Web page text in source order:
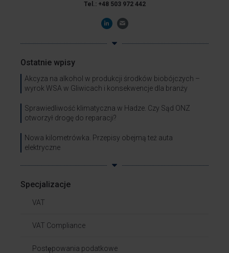
Tel.: +48 503 972 442
Ostatnie wpisy
Akcyza na alkohol w produkcji środków biobójczych –
wyrok WSA w Gliwicach i konsekwencje dla branży
Sprawiedliwość klimatyczna w Hadze. Czy Sąd ONZ
otworzył drogę do reparacji?
Nowa kilometrówka. Przepisy obejmą też auta
elektryczne
Specjalizacje
VAT
VAT Compliance
Postępowania podatkowe